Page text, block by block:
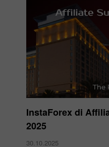
InstaForex di
2025
30.10.2025